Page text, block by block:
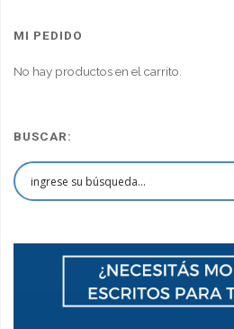
MI PEDIDO
No hay productos en el carrito.
BUSCAR: